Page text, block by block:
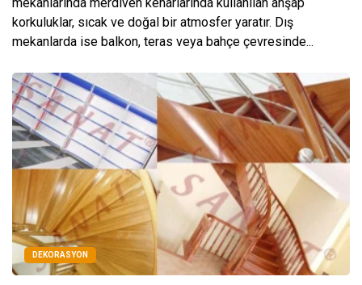
korkuluklar, sıcak ve doğal bir atmosfer yaratır. Dış
mekanlarda ise balkon, teras veya bahçe çevresinde...
DEKORASYON